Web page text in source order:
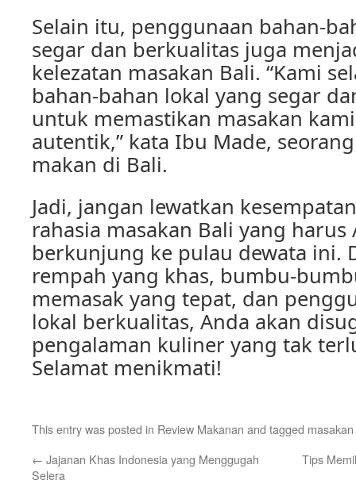
Selain itu, penggunaan bahan-
segar dan berkualitas juga
kelezatan masakan Bali. “Kami
bahan-bahan lokal yang segar
untuk memastikan masakan
autentik,” kata Ibu Made,
makan di Bali.
Jadi, jangan lewatkan
rahasia masakan Bali yang harus
berkunjung ke pulau dewata ini.
rempah yang khas, bumbu-
memasak yang tepat, dan
lokal berkualitas, Anda akan
pengalaman kuliner yang tak
Selamat menikmati!
This entry was posted in Review Makanan and tagged
← Jajanan Khas Indonesia yang Menggugah
Selera
Tips